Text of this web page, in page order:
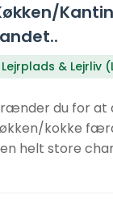
Lejrplads & Lejrliv
du for at
kokke
helt store